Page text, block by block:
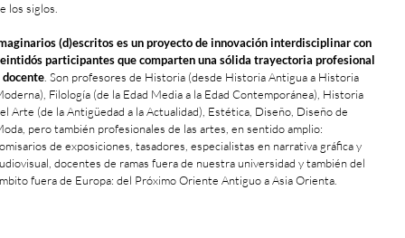
los siglos.
(d)escritos es un proyecto de innovación interdisciplinar con
participantes que comparten una sólida trayectoria profesional
docente . Son profesores de Historia (desde Historia Antigua a Historia
Filología (de la Edad Media a la Edad Contemporánea), Historia
Arte (de la Antigüedad a la Actualidad), Estética, Diseño, Diseño de
pero también profesionales de las artes, en sentido amplio:
de exposiciones, tasadores, especialistas en narrativa gráfica y
docentes de ramas fuera de nuestra universidad y también del
fuera de Europa: del Próximo Oriente Antiguo a Asia Orienta.